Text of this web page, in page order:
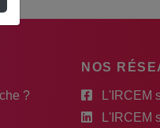
?
NOS
L'IRCEM
L'IRCEM